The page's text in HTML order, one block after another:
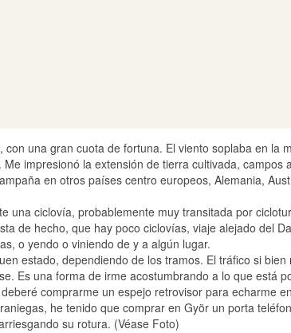
una gran cuota de fortuna. El viento soplaba en la
impresionó la extensión de tierra cultivada,
en otros países centro europeos, Alemania,
una ciclovía, probablemente muy transitada por
de hecho, que hay poco ciclovías, viaje alejado del
o yendo o viniendo de y a algún lugar.
estado, dependiendo de los tramos. El tráfico si
Es una forma de irme acostumbrando a lo que está
comprarme un espejo retrovisor para echarme
he tenido que comprar en Györ un porta
su rotura. (Véase Foto)